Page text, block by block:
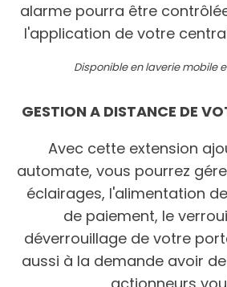
alarme pourra être
l'application de votre
Disponible en laverie mobile
GESTION A DISTANCE DE
Avec cette extension
automate, vous pourrez
éclairages, l'alimentation
de paiement, le
déverrouillage de votre
aussi à la demande avoir